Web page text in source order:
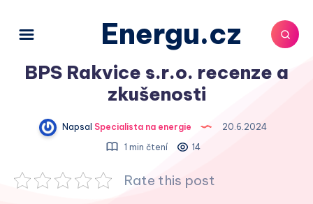
Energu.cz
BPS Rakvice s.r.o. recenze a
zkušenosti
Napsal Specialista na energie
20.6.2024
1 min čtení
14
Rate this post